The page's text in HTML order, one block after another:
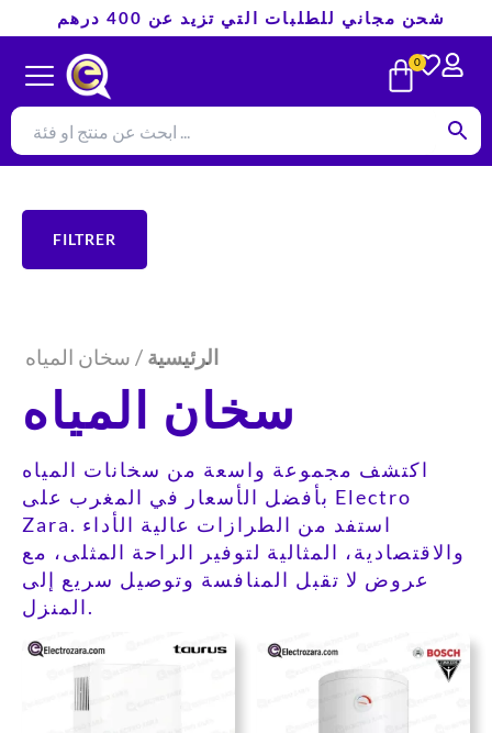
المحتوى
شحن مجاني للطلبات التي تزيد عن 400 درهم
0
CART
FILTRER
السعر
السعر
الأصلي
هو:
الرئيسية / سخان المياه
سخان المياه
اكتشف مجموعة واسعة من سخانات المياه
بأفضل الأسعار في المغرب على Electro
Zara. استفد من الطرازات عالية الأداء
والاقتصادية، المثالية لتوفير الراحة المثلى، مع
عروض لا تقبل المنافسة وتوصيل سريع إلى
المنزل.